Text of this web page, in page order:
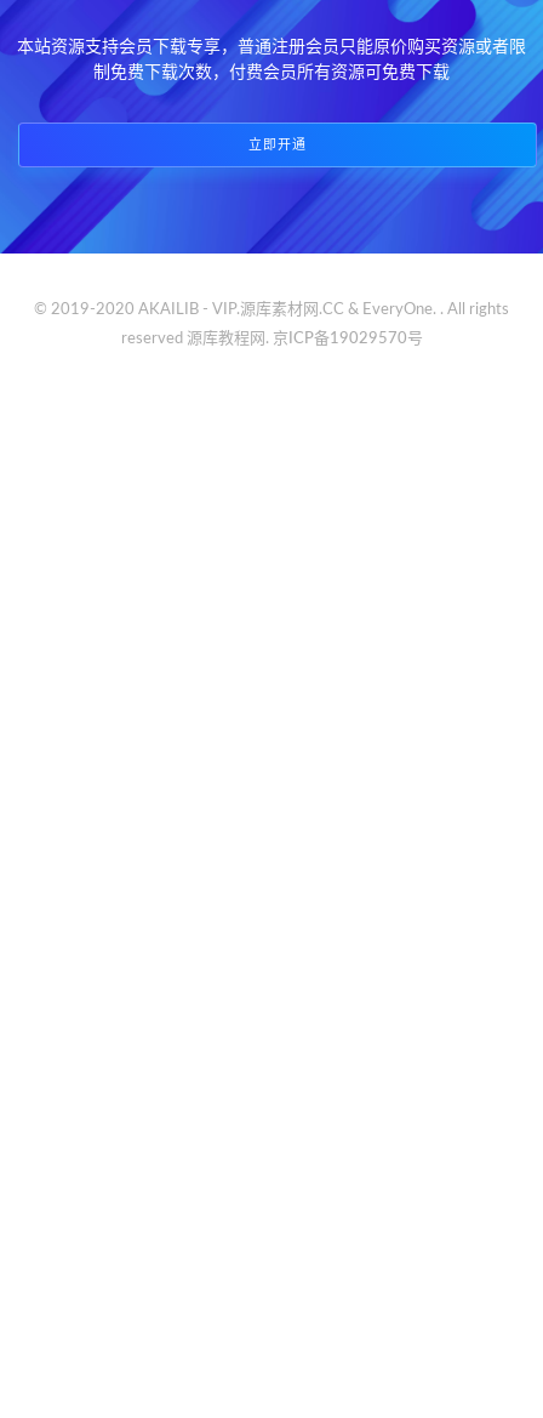
本站资源支持会员下载专享，普通注册会员只能原价购买资源或者限
制免费下载次数，付费会员所有资源可免费下载
立即开通
© 2019-2020 AKAILIB - VIP.源库素材网.CC & EveryOne. . All rights
reserved 源库教程网. 京ICP备19029570号